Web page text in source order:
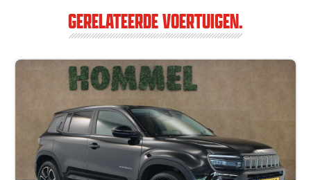
GERELATEERDE VOERTUIGEN.